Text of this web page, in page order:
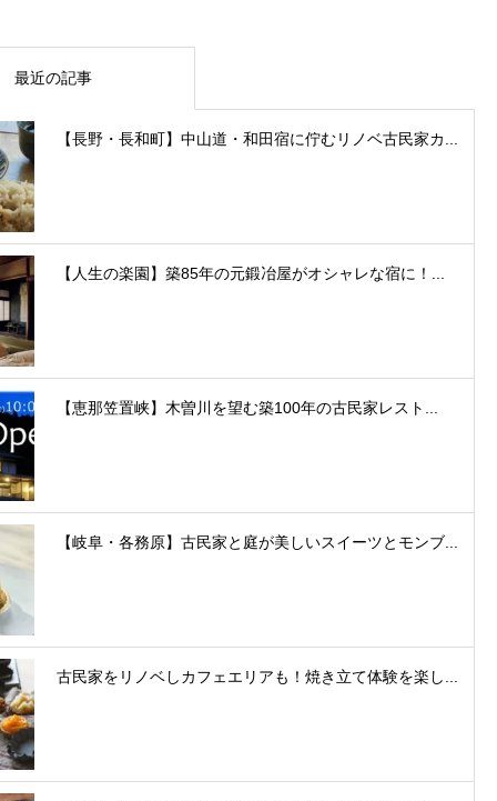
最近の記事
【長野・長和町】中山道・和田宿に佇むリノベ古民家カ...
【人生の楽園】築85年の元鍛冶屋がオシャレな宿に！...
【恵那笠置峡】木曽川を望む築100年の古民家レスト...
【岐阜・各務原】古民家と庭が美しいスイーツとモンブ...
古民家をリノベしカフェエリアも！焼き立て体験を楽し...